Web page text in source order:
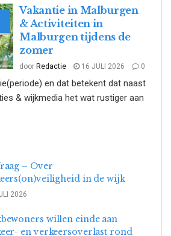
Vakantie in Malburgen
& Activiteiten in
Malburgen tijdens de
zomer
door Redactie 16 JULI 2026 0
en dat betekent dat naast
& wijkmedia het wat rustiger aan
– Over
in de wijk
2026
willen einde aan
en verkeersoverlast rond